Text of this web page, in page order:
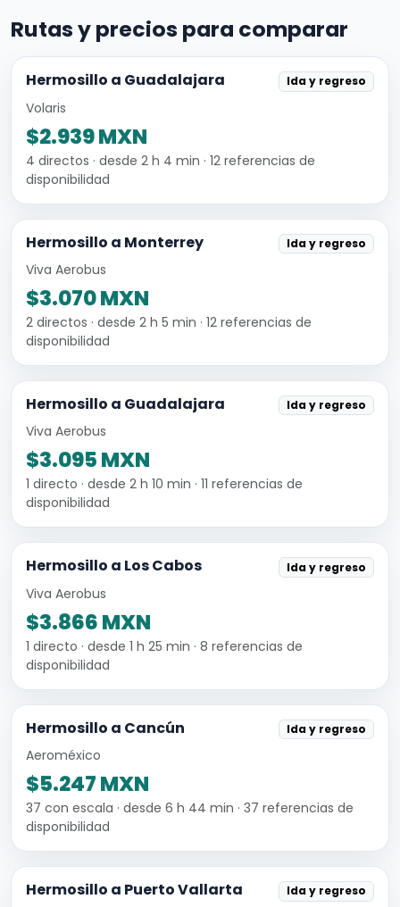
Rutas y precios para comparar
Hermosillo a Guadalajara Ida y regreso
Volaris
$2.939 MXN
4 directos · desde 2 h 4 min · 12 referencias de
disponibilidad
Hermosillo a Monterrey Ida y regreso
Viva Aerobus
$3.070 MXN
2 directos · desde 2 h 5 min · 12 referencias de
disponibilidad
Hermosillo a Guadalajara Ida y regreso
Viva Aerobus
$3.095 MXN
1 directo · desde 2 h 10 min · 11 referencias de
disponibilidad
Hermosillo a Los Cabos Ida y regreso
Viva Aerobus
$3.866 MXN
1 directo · desde 1 h 25 min · 8 referencias de
disponibilidad
Hermosillo a Cancún Ida y regreso
Aeroméxico
$5.247 MXN
37 con escala · desde 6 h 44 min · 37 referencias de
disponibilidad
Hermosillo a Puerto Vallarta Ida y regreso